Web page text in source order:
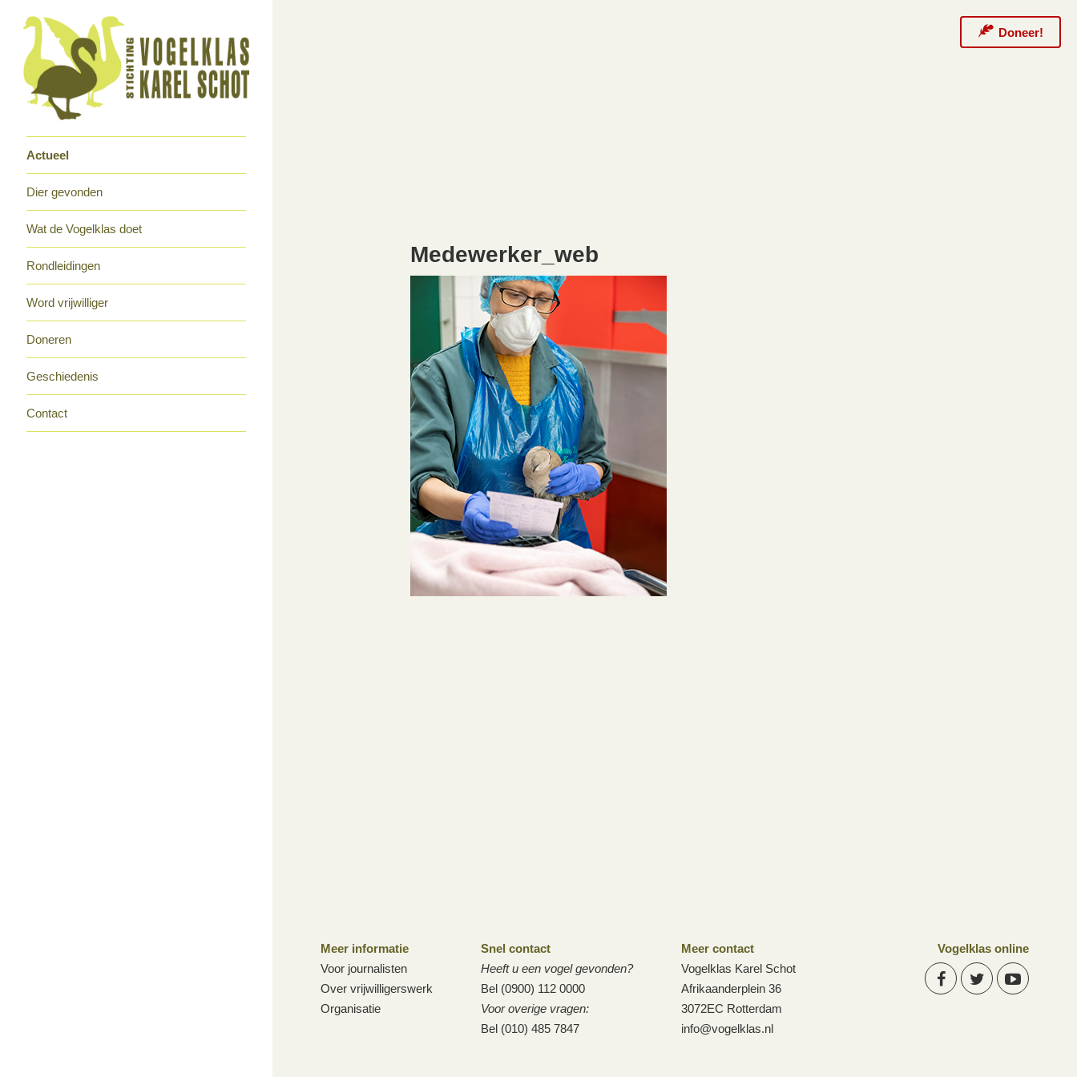
Actueel
Dier gevonden
Wat de Vogelklas doet
Rondleidingen
Word vrijwilliger
Doneren
Geschiedenis
Contact
Doneer!
Medewerker_web
Meer informatie
Voor journalisten
Over vrijwilligerswerk
Organisatie
Snel contact
Heeft u een vogel gevonden?
Bel (0900) 112 0000
Voor overige vragen:
Bel (010) 485 7847
Meer contact
Vogelklas Karel Schot
Afrikaanderplein 36
3072EC Rotterdam
info@vogelklas.nl
Vogelklas online